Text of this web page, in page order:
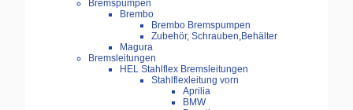
Bremspumpen
Brembo
Brembo Bremspumpen
Zubehör, Schrauben,Behälter
Magura
Bremsleitungen
HEL Stahlflex Bremsleitungen
Stahlflexleitung vorn
Aprilia
BMW